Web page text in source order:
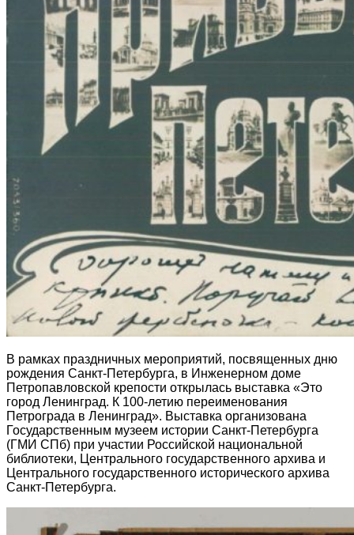
В рамках праздничных мероприятий, посвященных дню
рождения Санкт-Петербурга, в Инженерном доме
Петропавловской крепости открылась выставка «Это
город Ленинград. К 100-летию переименования
Петрограда в Ленинград». Выставка организована
Государственным музеем истории Санкт-Петербурга
(ГМИ СПб) при участии Российской национальной
библиотеки, Центрального государственного архива и
Центрального государственного исторического архива
Санкт-Петербурга.